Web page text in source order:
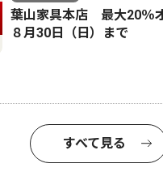
葉山家具本店 最大20％
８月30日（日）まで
すべて見る